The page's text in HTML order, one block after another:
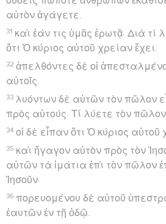
αὐτὸν ἀγάγετε.
31 καὶ ἐάν τις ὑμᾶς ἐρωτᾷ· Διὰ τί
ὅτι Ὁ κύριος αὐτοῦ χρείαν ἔχει.
32 ἀπελθόντες δὲ οἱ
αὐτοῖς.
33 λυόντων δὲ αὐτῶν τὸν πῶλον
πρὸς αὐτούς· Τί λύετε τὸν
34 οἱ δὲ εἶπαν ὅτι Ὁ κύριος αὐτοῦ
35 καὶ ἤγαγον αὐτὸν πρὸς τὸν
αὐτῶν τὰ ἱμάτια ἐπὶ τὸν πῶλον
Ἰησοῦν·
36 πορευομένου δὲ αὐτοῦ
ἑαυτῶν ἐν τῇ ὁδῷ.